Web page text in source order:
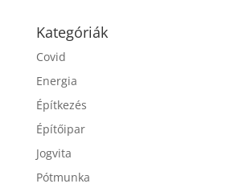
Kategóriák
Covid
Energia
Építkezés
Építőipar
Jogvita
Pótmunka